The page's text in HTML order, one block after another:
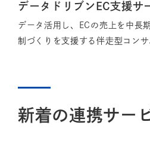
データドリブンEC支援サ
データ活用し、ECの売上を中長
制づくりを支援する伴走型コンサ
新着の連携サー